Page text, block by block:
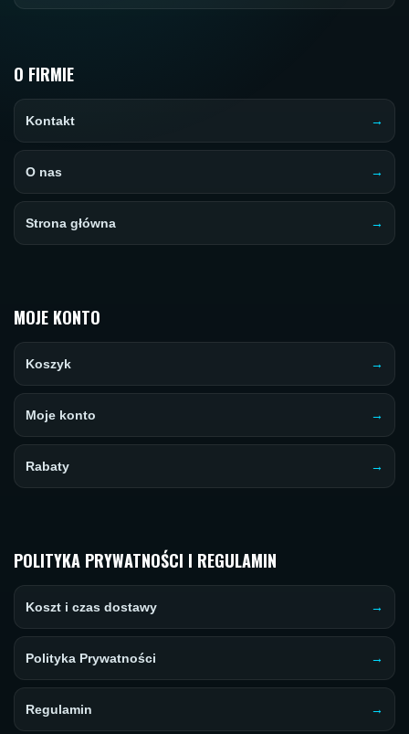
O FIRMIE
Kontakt
O nas
Strona główna
MOJE KONTO
Koszyk
Moje konto
Rabaty
POLITYKA PRYWATNOŚCI I REGULAMIN
Koszt i czas dostawy
Polityka Prywatności
Regulamin